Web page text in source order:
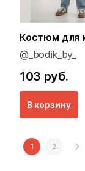
Костюм для
@_bodik_by_
103 руб.
В корзину
1 2